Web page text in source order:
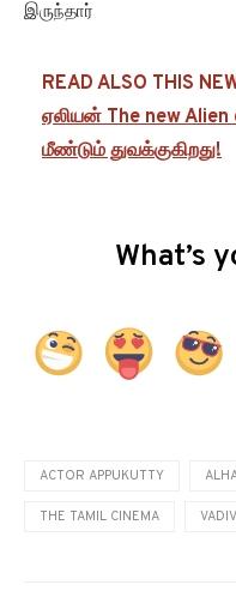
இருந்தார்
READ ALSO THIS
ஏலியன் The new
மீண்டும் துவக்குகிறது!
What’s
ACTOR APPUKUTTY
THE TAMIL CINEMA